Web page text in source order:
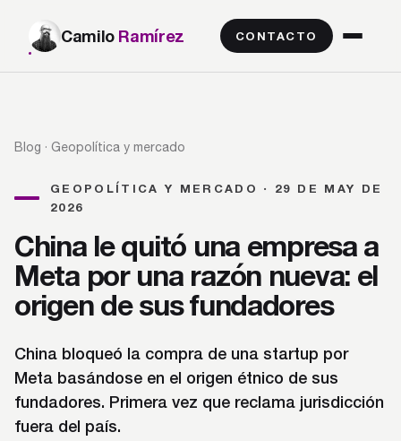
Camilo Ramírez CONTACTO
Blog · Geopolítica y mercado
GEOPOLÍTICA Y MERCADO · 29 DE MAY DE
2026
China le quitó una empresa a
Meta por una razón nueva: el
origen de sus fundadores
China bloqueó la compra de una startup por
Meta basándose en el origen étnico de sus
fundadores. Primera vez que reclama jurisdicción
fuera del país.